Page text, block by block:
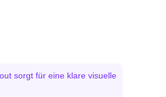
sorgt für eine klare visuelle